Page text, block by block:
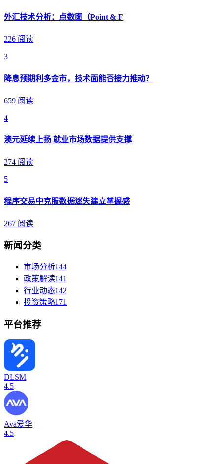
外汇技术分析：点数图（Point & F
226 阅读
3
降息预期利多金市，技术面能否接力推动？
659 阅读
4
澳元延续上扬 就业市场数据提供支撑
274 阅读
5
程序交易中克服数据迷失建立掌握感
267 阅读
新闻分类
市场分析144
政策解读141
行业动态142
投资策略171
平台推荐
DLSM
4.5
Ava爱华
4.5